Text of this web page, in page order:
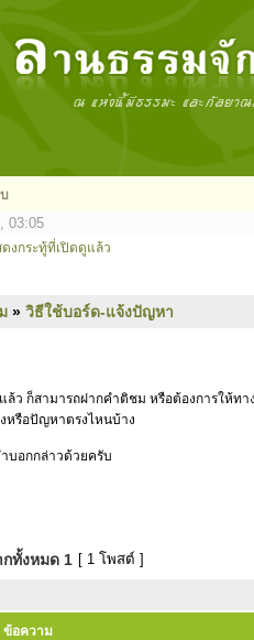
03:05
งกระทู้ที่เปิดดูแล้ว
» วิธีใช้บอร์ด-แจ้งปัญหา
ล้ว ก็สามารถฝากคำติชม หรือต้องการให้ท
หรือปัญหาตรงไหนบ้าง
บอกกล่าวด้วยครับ
กทั้งหมด 1 [ 1 โพสต์ ]
ข้อความ